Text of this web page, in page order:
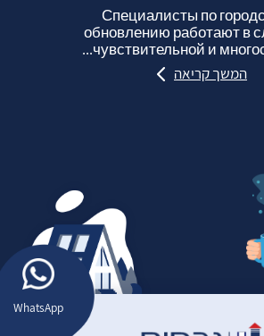
WhatsApp
Специалисты по
обновлению работают в
чувствительной и
המשך קריאה